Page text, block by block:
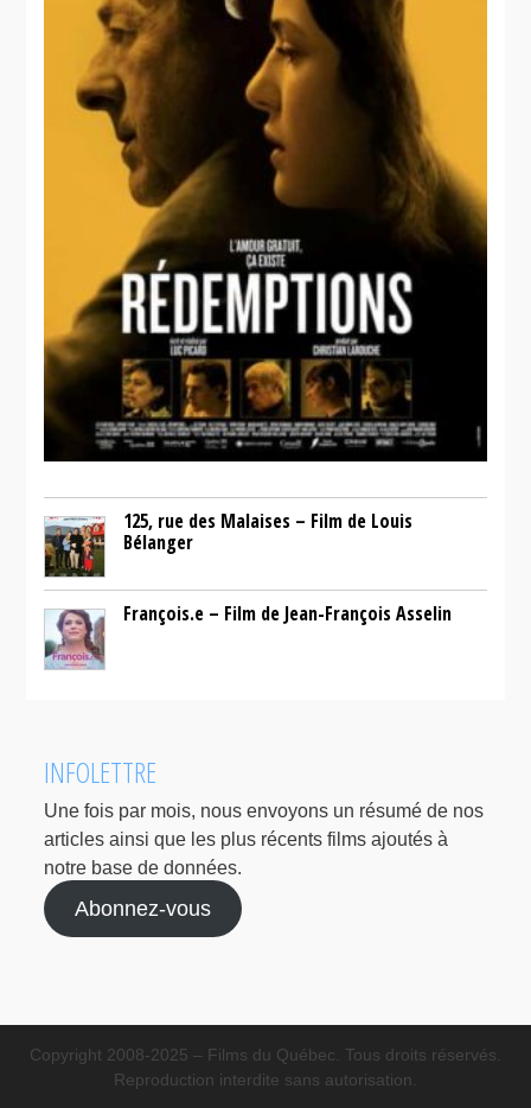
125, rue des Malaises – Film de Louis
Bélanger
François.e – Film de Jean-François Asselin
INFOLETTRE
Une fois par mois, nous envoyons un résumé de nos
articles ainsi que les plus récents films ajoutés à
notre base de données.
Abonnez-vous
Copyright 2008-2025 – Films du Québec. Tous droits réservés.
Reproduction interdite sans autorisation.